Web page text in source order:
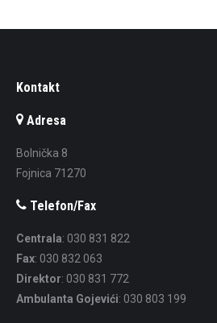
Kontakt
Adresa
Bolnička 8
Fojnica 71270
Telefon/Fax
Centrala: 030 831 822
Fax: 030 832 063
Direktor: 030 831 772
Ambulanta Gojevići: 030 803 199